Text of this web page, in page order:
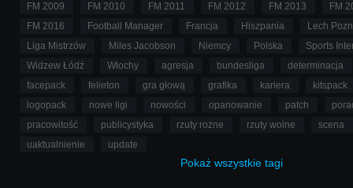
FM 2009
FM 2010 FM 2011 FM 2012 FM 2013
FM
FM 2016
Football Manager Francja Hiszpania
Lech
Liga Mistrzów
Miles Jacobson Niemcy Polska
Sports
Widzew Łódź
Włochy agresja bundesliga
determinacja
facepack
felieton gra głową grafika kariera
kitspack
logopack
nowe ligi nowości opanowanie patch
pracowitość
publicystyka rzuty rożne rzuty wolne
scena
uaktualnienie
update
Pokaż wszystkie tagi